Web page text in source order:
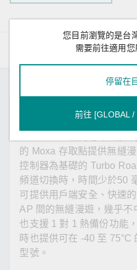
資源 型號
的 Moxa 存取點提供無縫
控制器為基礎的 Turbo
頻道切換時，時間少於50
可提供用戶端安全、快速
AP 間的無縫漫遊，幾乎不
也支援 1 對 1 熱備份功能
時也提供可在 -40 至 75°C
型號。
您目前瀏覽的是台
需要前往適用
停留在
前往 [GLOBAL